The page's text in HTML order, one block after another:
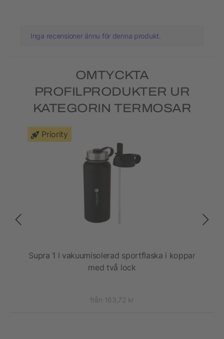
Inga recensioner ännu för denna produkt.
OMTYCKTA
PROFILPRODUKTER UR
KATEGORIN TERMOSAR
Priority
Supra 1 l vakuumisolerad sportflaska i koppar
med två lock
från 163,72 kr